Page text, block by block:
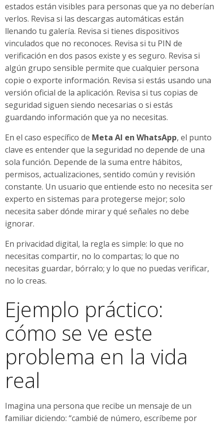
estados están visibles para personas que ya no deberían
verlos. Revisa si las descargas automáticas están
llenando tu galería. Revisa si tienes dispositivos
vinculados que no reconoces. Revisa si tu PIN de
verificación en dos pasos existe y es seguro. Revisa si
algún grupo sensible permite que cualquier persona
copie o exporte información. Revisa si estás usando una
versión oficial de la aplicación. Revisa si tus copias de
seguridad siguen siendo necesarias o si estás
guardando información que ya no necesitas.
En el caso específico de Meta AI en WhatsApp, el punto
clave es entender que la seguridad no depende de una
sola función. Depende de la suma entre hábitos,
permisos, actualizaciones, sentido común y revisión
constante. Un usuario que entiende esto no necesita ser
experto en sistemas para protegerse mejor; solo
necesita saber dónde mirar y qué señales no debe
ignorar.
En privacidad digital, la regla es simple: lo que no
necesitas compartir, no lo compartas; lo que no
necesitas guardar, bórralo; y lo que no puedas verificar,
no lo creas.
Ejemplo práctico:
cómo se ve este
problema en la vida
real
Imagina una persona que recibe un mensaje de un
familiar diciendo: “cambié de número, escríbeme por